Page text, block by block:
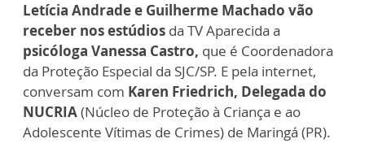
Letícia Andrade e Guilherme Machado vão
receber nos estúdios da TV Aparecida a
psicóloga Vanessa Castro, que é Coordenadora
da Proteção Especial da SJC/SP. E pela internet,
conversam com Karen Friedrich, Delegada do
NUCRIA(Núcleo de Proteção à Criança e ao
Adolescente Vítimas de Crimes) de Maringá (PR).